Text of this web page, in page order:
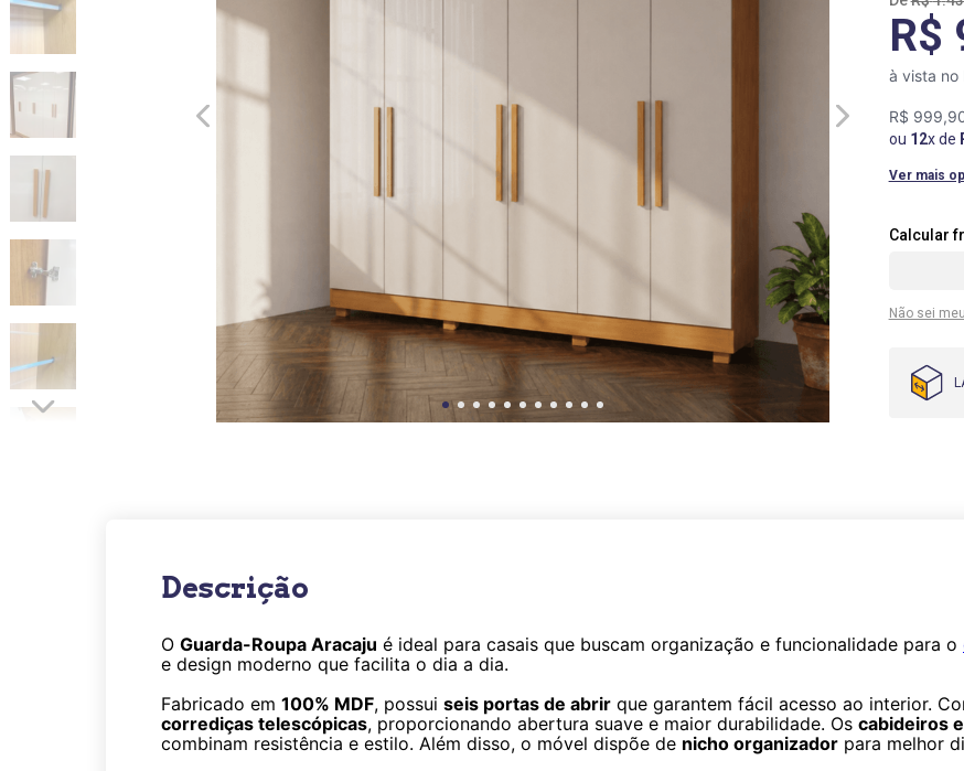
R$
à vista no
R$ 999,
ou 12x de
Ver mais
Não sei
Descrição
O Guarda-Roupa Aracaju é ideal para casais que buscam organização e funcionalidade para o
e design moderno que facilita o dia a dia.
Fabricado em 100% MDF, possui seis portas de abrir que garantem fácil acesso ao interior.
corrediças telescópicas, proporcionando abertura suave e maior durabilidade. Os cabideiros
combinam resistência e estilo. Além disso, o móvel dispõe de nicho organizador para melhor